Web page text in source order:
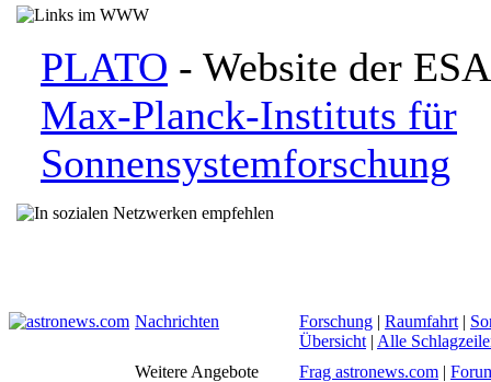
PLATO - Website der ESA
Max-Planck-Instituts für
Sonnensystemforschung
Nachrichten Forschung | Raumfahrt |
Übersicht | Alle
Weitere Angebote
Frag astronews.com |